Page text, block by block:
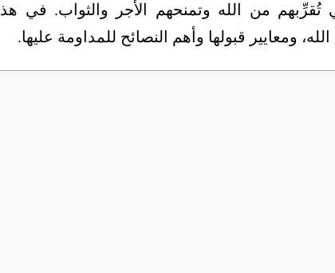
من الله وتمنحهم الأجر والثواب. في هذا
ومعايير قبولها وأهم النصائح للمداومة عليها.